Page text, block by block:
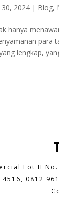
30, 2024 | Blog,
hanya
para
lengkap,
Lot II
4516, 0812